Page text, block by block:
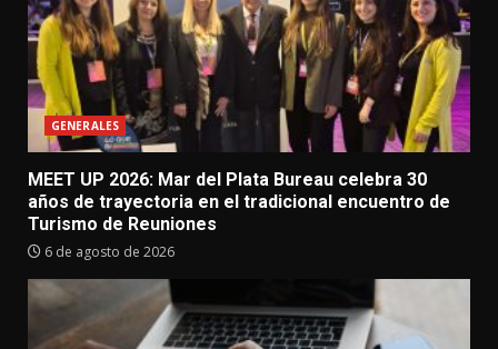
GENERALES
MEET UP 2026: Mar del Plata Bureau celebra 30
años de trayectoria en el tradicional encuentro de
Turismo de Reuniones
6 de agosto de 2026